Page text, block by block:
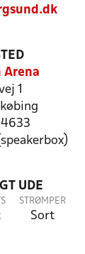
Arena
1
4633
UDE
STRØMPER
Sort